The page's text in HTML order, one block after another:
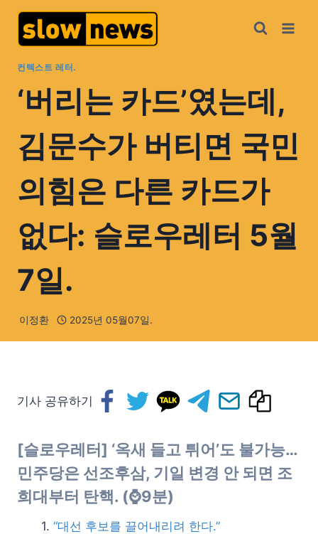
컨텍스트 레터.
‘버리는 카드’였는데,
김문수가 버티면 국민
의힘은 다른 카드가
없다: 슬로우레터 5월
7일.
이정환 2025년 05월07일.
기사 공유하기
[슬로우레터] ‘옥새 들고 튀어’도 불가능…
민주당은 선조후삼, 기일 변경 안 되면 조
희대부터 탄핵. (⌚9분)
“대선 후보를 끌어내리려 한다.”